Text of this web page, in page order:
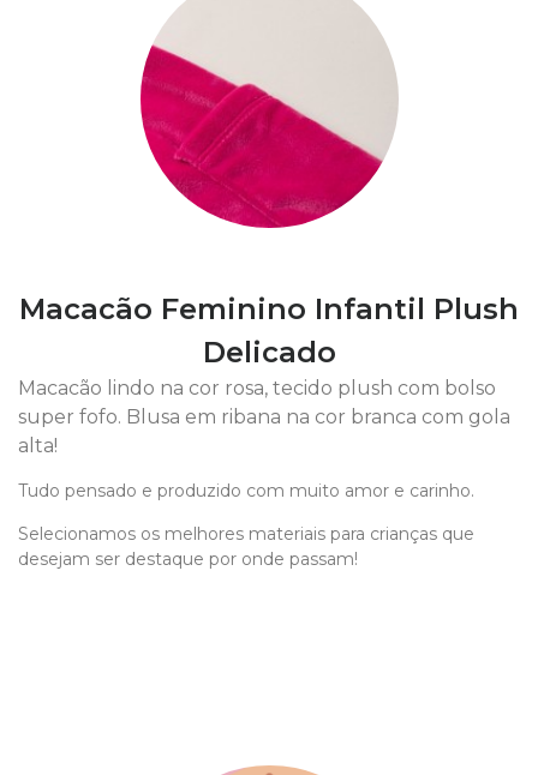
Macacão Feminino Infantil Plush
Delicado
Macacão lindo na cor rosa, tecido plush com bolso
super fofo. Blusa em ribana na cor branca com gola
alta!
Tudo pensado e produzido com muito amor e carinho.
Selecionamos os melhores materiais para crianças que
desejam ser destaque por onde passam!